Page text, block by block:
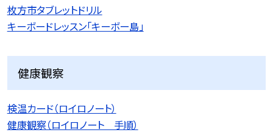
枚方市タブレットドリル
キーボードレッスン「キーボー島」
健康観察
検温カード（ロイロノート）
健康観察（ロイロノート 手順）